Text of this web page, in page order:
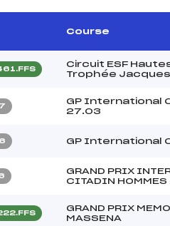
Course
Circuit ESF
Trophée Jacques
GP International
27.03
GP International
GRAND PRIX
CITADIN
GRAND PRIX
MASSENA